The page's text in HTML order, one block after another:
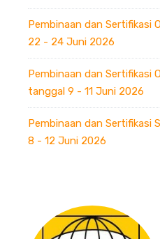
Pembinaan dan Sertifikasi
22 - 24 Juni 2026
Pembinaan dan Sertifikasi
tanggal 9 - 11 Juni 2026
Pembinaan dan Sertifikasi
8 - 12 Juni 2026